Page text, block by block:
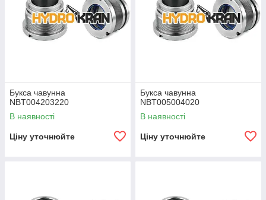
Букса чавунна
NBT004203220
В наявності
Ціну уточнюйте
Букса чавунна
NBT005004020
В наявності
Ціну уточнюйте